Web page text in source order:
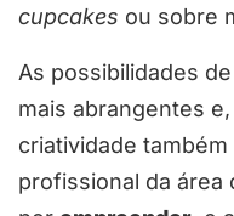
cupcakes ou sobre
As possibilidades
mais abrangentes
criatividade
profissional da área